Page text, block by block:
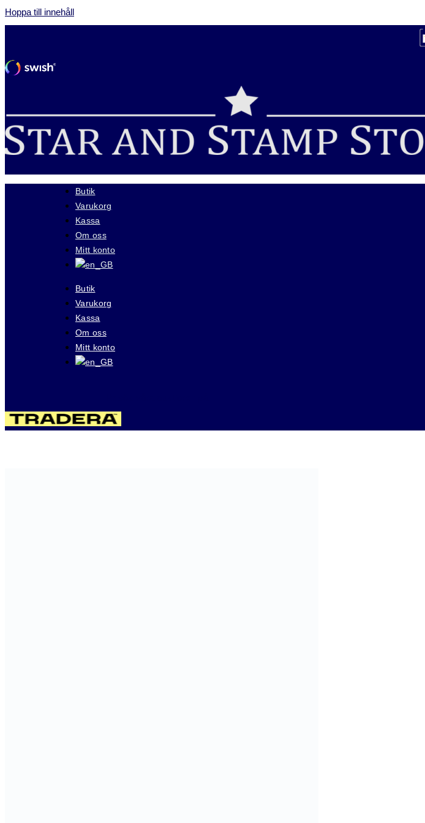
Hoppa till innehåll
Butik
Varukorg
Kassa
Om oss
Mitt konto
Butik
Varukorg
Kassa
Om oss
Mitt konto